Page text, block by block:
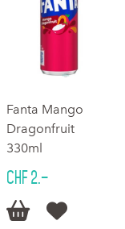
Fanta Mango
Dragonfruit
330ml
CHF 2.–
 